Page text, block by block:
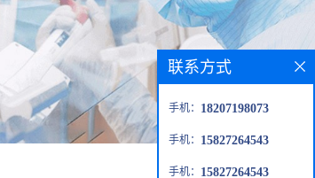
联系方式
手机： 18207198073
手机： 15827264543
手机： 15827264543